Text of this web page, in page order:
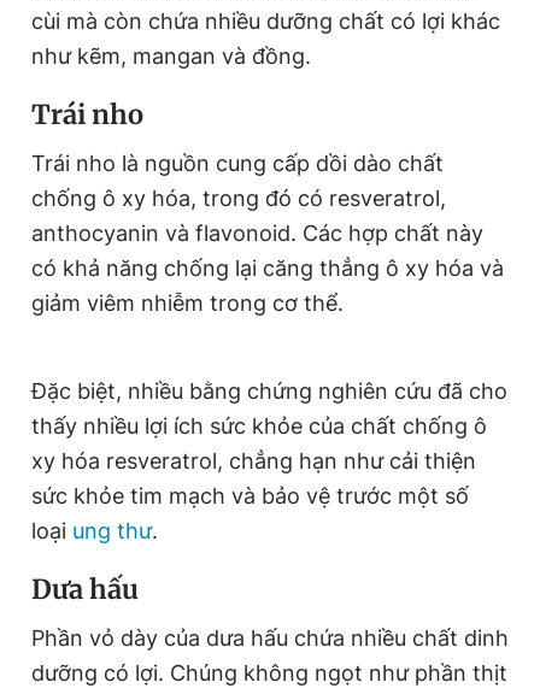
cùi mà còn chứa nhiều dưỡng chất có lợi khác
như kẽm, mangan và đồng.
Trái nho
Trái nho là nguồn cung cấp dồi dào chất
chống ô xy hóa, trong đó có resveratrol,
anthocyanin và flavonoid. Các hợp chất này
có khả năng chống lại căng thẳng ô xy hóa và
giảm viêm nhiễm trong cơ thể.
Đặc biệt, nhiều bằng chứng nghiên cứu đã cho
thấy nhiều lợi ích sức khỏe của chất chống ô
xy hóa resveratrol, chẳng hạn như cải thiện
sức khỏe tim mạch và bảo vệ trước một số
loại ung thư.
Dưa hấu
Phần vỏ dày của dưa hấu chứa nhiều chất dinh
dưỡng có lợi. Chúng không ngọt như phần thịt